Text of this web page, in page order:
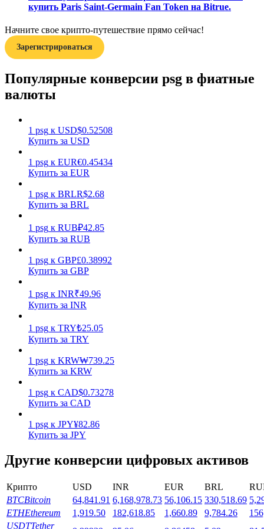
Заработок
Силовая свинья
Получайте конкурентные награды ежедневно
Высокая прибыль и мгновенный доступ
Launchpool
Гибкая ставка для заработка популярных токенов
купить Paris Saint-Germain Fan Token на Bitrue.
Начните свое крипто-путешествие прямо сейчас!
Зарегистрироваться
Популярные конверсии psg в фиатные
валюты
1 psg к USD$0.52508
Купить за USD
1 psg к EUR€0.45434
Купить за EUR
1 psg к BRLR$2.68
Купить за BRL
1 psg к RUB₽42.85
Купить за RUB
1 psg к GBP£0.38992
Купить за GBP
1 psg к INR₹49.96
Купить за INR
1 psg к TRY₺25.05
Купить за TRY
1 psg к KRW₩739.25
Купить за KRW
1 psg к CAD$0.73278
Купить за CAD
1 psg к JPY¥82.86
Купить за JPY
Другие конверсии цифровых активов
Крипто USD INR EUR BRL
BTCBitcoin 64,841.91 6,168,978.73 56,106.15 330,518.69
ETHEthereum 1,919.50 182,618.85 1,660.89 9,784.26
USDTTether